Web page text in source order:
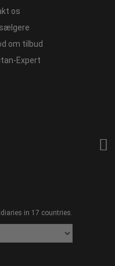
os
om tilbud
Expert
in 17 countries.